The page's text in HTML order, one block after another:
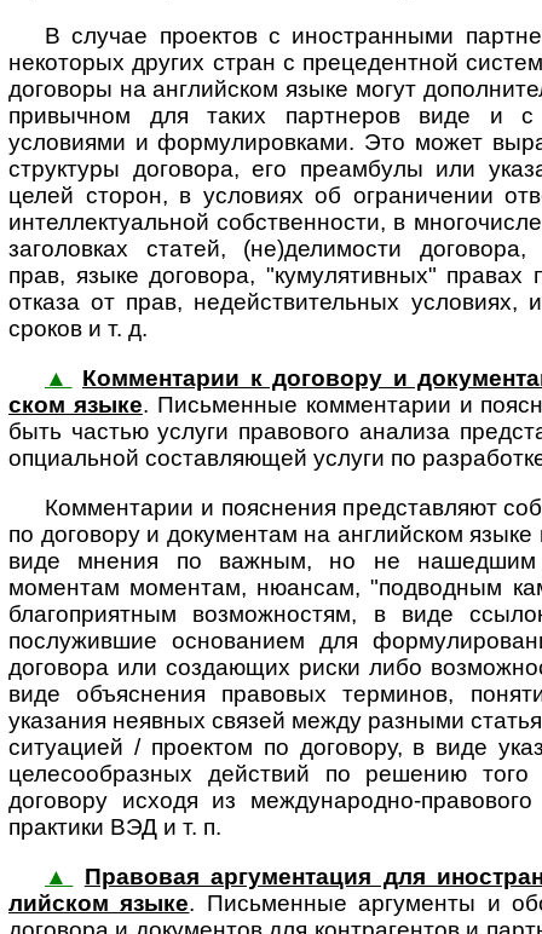
В случае проектов с иностранными
некоторых других стран с прецедентной
договоры на английском языке могут
привычном для таких партнеров виде и
условиями и формулировками. Это может
структуры договора, его преамбулы или
целей сторон, в условиях об ограничении
интеллектуальной собственности, в
заголовках статей, (не)делимости договора,
прав, языке договора, "кумулятивных" правах
отказа от прав, недействительных условиях,
сроков и т. д.
▲
Комментарии к договору и
ском язы­ке. Пись­мен­ные ком­мен­та­рии и
быть частью услуги правового анализа
опциальной составляющей услуги по
Комментарии и пояснения представляют
по договору и документам на английском языке
виде мнения по важным, но не нашедшим
моментам моментам, нюансам, "подводным
благоприятным возможностям, в виде
послужившие основанием для
договора или создающих риски либо
виде объяснения правовых терминов,
указания неявных связей между разными
ситуацией / проектом по договору, в виде
целесообразных действий по решению
договору исходя из международно-
практики ВЭД и т. п.
▲
Правовая аргументация для
лий­ском язы­ке. Пись­мен­ные ар­гу­мен­ты и